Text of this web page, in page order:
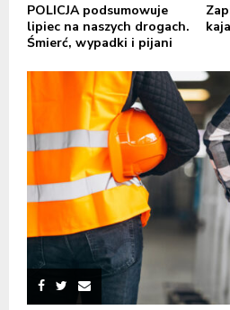
POLICJA podsumowuje
lipiec na naszych drogach.
Śmierć, wypadki i pijani